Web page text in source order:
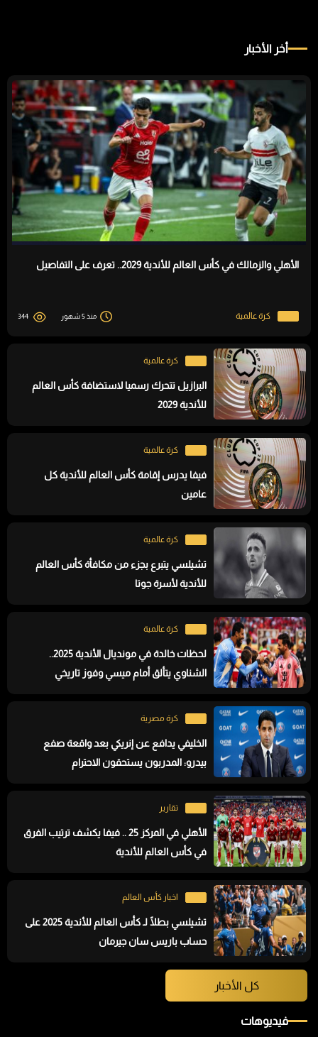
أخر الأخبار
كرة عالمية
الأهلي والزمالك في كأس العالم للأندية 2029.. تعرف على التفاصيل
منذ 5 شهور 344
كرة عالمية
البرازيل تتحرك رسميا لاستضافة كأس العالم
للأندية 2029
كرة عالمية
فيفا يدرس إقامة كأس العالم للأندية كل
عامين
كرة عالمية
تشيلسي يتبرع بجزء من مكافأة كأس العالم
للأندية لأسرة جوتا
كرة عالمية
لحظات خالدة في مونديال الأندية 2025..
الشناوي يتألق أمام ميسي وفوز تاريخي
كرة مصرية
الخليفي يدافع عن إنريكي بعد واقعة صفع
بيدرو: المدربون يستحقون الاحترام
تقارير
الأهلي في المركز 25 .. فيفا يكشف ترتيب الفرق
في كأس العالم للأندية
اخبار كأس العالم
تشيلسي بطلًا لـ كأس العالم للأندية 2025 على
حساب باريس سان جيرمان
كل الأخبار
فيديوهات